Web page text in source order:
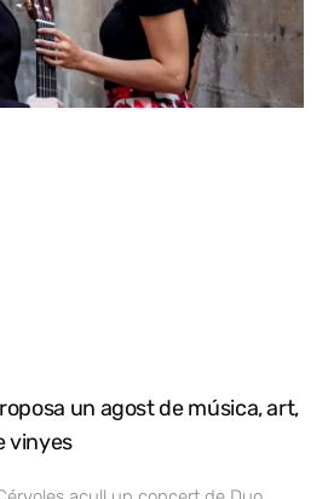
un agost de música, art,
vinyes